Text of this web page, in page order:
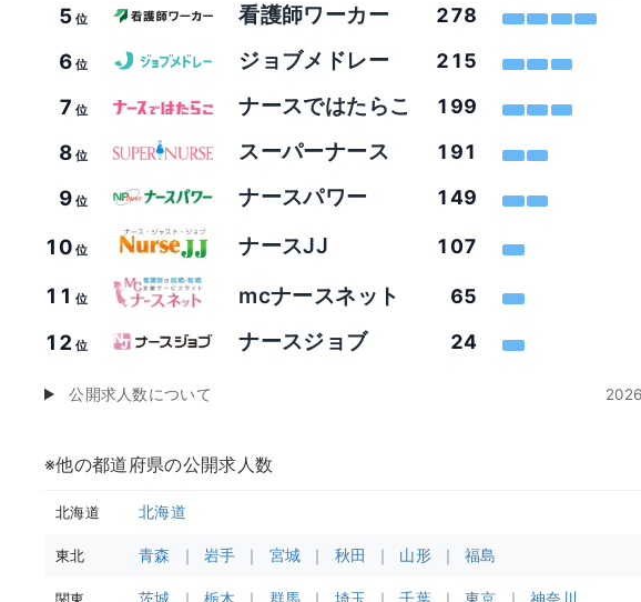
5 位 看護師ワーカー 278
6 位 ジョブメドレー 215
7 位 ナースではたらこ 199
8 位 スーパーナース 191
9 位 ナースパワー 149
10 位 ナースJJ 107
11 位 mcナースネット 65
12 位 ナースジョブ 24
公開求人数について
※他の都道府県の公開求人数
北海道 北海道
東北 青森 岩手 宮城 秋田 山形 福島